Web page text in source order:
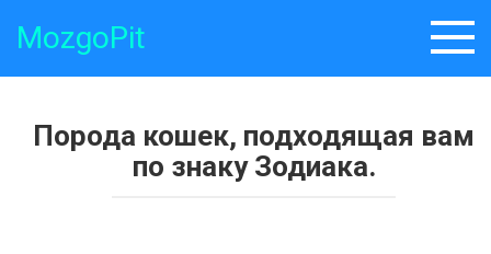
MozgoPit
Порода кошек, подходящая вам
по знаку Зодиака.